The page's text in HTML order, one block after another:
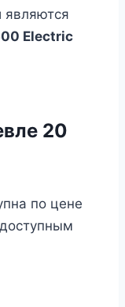
Electric
20
по цене